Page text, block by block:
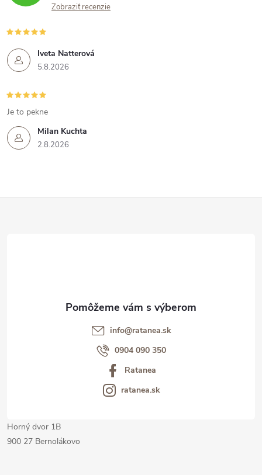
Zobraziť recenzie
Iveta Natterová
5.8.2026
Milan Kuchta
2.8.2026
Je to pekne
info@ratanea.sk
0904 090 350
Ratanea
ratanea.sk
Horný dvor 1B
900 27 Bernolákovo